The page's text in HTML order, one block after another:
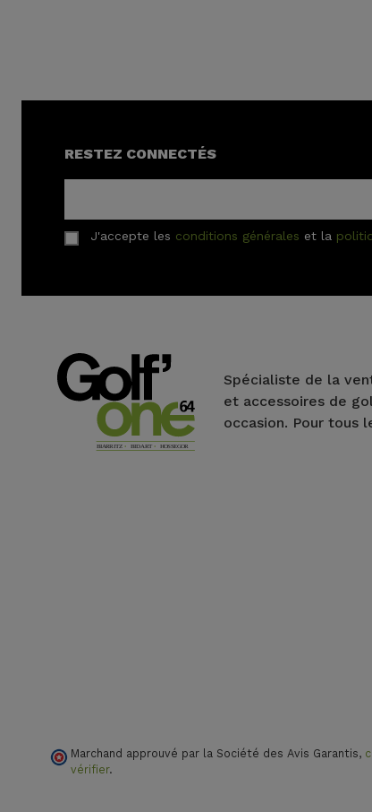
RESTEZ CONNECTÉS
J'accepte les conditions générales et la
Spécialiste de la
et accessoires de
occasion. Pour tous
Marchand approuvé par la Société des Avis Garantis,
vérifier.